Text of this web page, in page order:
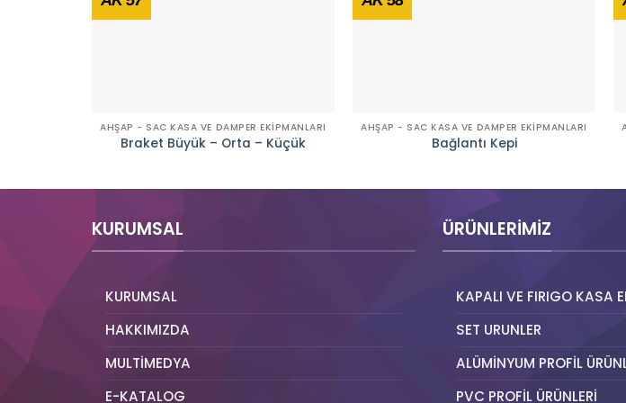
AHŞAP - SAC KASA VE DAMPER EKİPMANLARI
Braket Büyük – Orta – Küçük
AHŞAP - SAC KASA VE DAMPER EKİPMANLARI
Bağlantı Kepi
KURUMSAL
KURUMSAL
HAKKIMIZDA
MULTİMEDYA
E-KATALOG
ÜRÜNLERIMIZ
KAPALI VE FIRIGO KASA
SET URUNLER
ALÜMİNYUM PROFİL
PVC PROFİL ÜRÜNLERİ